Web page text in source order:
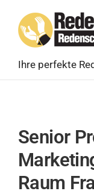
content
Ihre perfekte
Senior
Raum